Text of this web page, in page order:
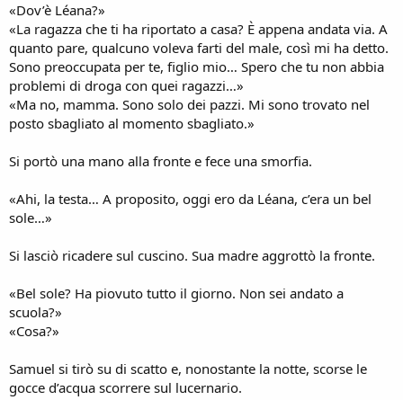
«Dov’è Léana?»
«La ragazza che ti ha riportato a casa? È appena andata via. A
quanto pare, qualcuno voleva farti del male, così mi ha detto.
Sono preoccupata per te, figlio mio… Spero che tu non abbia
problemi di droga con quei ragazzi…»
«Ma no, mamma. Sono solo dei pazzi. Mi sono trovato nel
posto sbagliato al momento sbagliato.»
Si portò una mano alla fronte e fece una smorfia.
«Ahi, la testa… A proposito, oggi ero da Léana, c’era un bel
sole…»
Si lasciò ricadere sul cuscino. Sua madre aggrottò la fronte.
«Bel sole? Ha piovuto tutto il giorno. Non sei andato a
scuola?»
«Cosa?»
Samuel si tirò su di scatto e, nonostante la notte, scorse le
gocce d’acqua scorrere sul lucernario.